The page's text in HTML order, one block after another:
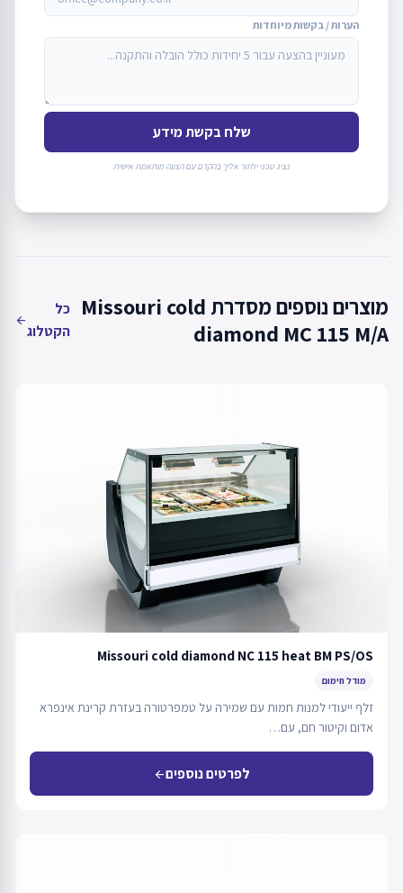
הערות / בקשות מיוחדות
שלח בקשת מידע
נציג טכני יחזור אליך בהקדם עם הצעה מותאמת אישית
מוצרים נוספים מסדרת Missouri cold
diamond MC 115 M/A
כל
הקטלוג
arrow_back
Missouri cold diamond NC 115 heat BM PS/OS
מודל חימום
זלף ייעודי למנות חמות עם שמירה על טמפרטורה בעזרת קרינת אינפרא
אדום וקיטור חם, עם…
לפרטים נוספיםarrow_back